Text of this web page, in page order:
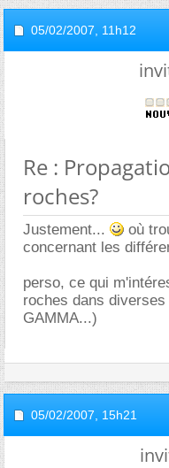
05/02/2007, 11h12
Re :
roches?
Justement...
où
concernant les
perso, ce qui
roches dans
GAMMA...)
05/02/2007, 15h21